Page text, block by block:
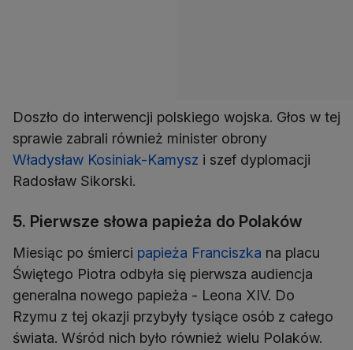
Doszło do interwencji polskiego wojska. Głos w tej
sprawie zabrali również minister obrony
Władysław Kosiniak-Kamysz i szef dyplomacji
Radosław Sikorski.
5. Pierwsze słowa papieża do Polaków
Miesiąc po śmierci papieża Franciszka na placu
Świętego Piotra odbyła się pierwsza audiencja
generalna nowego papieża - Leona XIV. Do
Rzymu z tej okazji przybyły tysiące osób z całego
świata. Wśród nich było również wielu Polaków.